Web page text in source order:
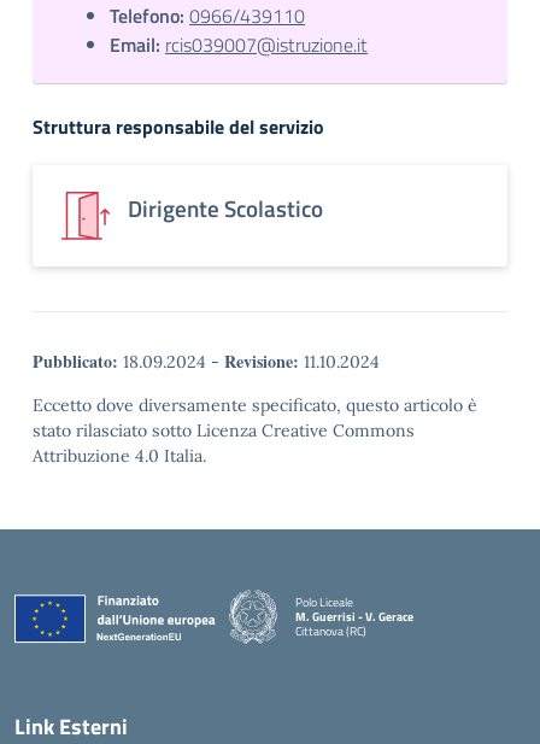
Telefono: 0966/439110
Email: rcis039007@istruzione.it
Struttura responsabile del servizio
Dirigente Scolastico
Pubblicato: 18.09.2024 - Revisione: 11.10.2024
Eccetto dove diversamente specificato, questo articolo è
stato rilasciato sotto Licenza Creative Commons
Attribuzione 4.0 Italia.
Polo Liceale
M. Guerrisi - V. Gerace
Cittanova (RC)
Link Esterni